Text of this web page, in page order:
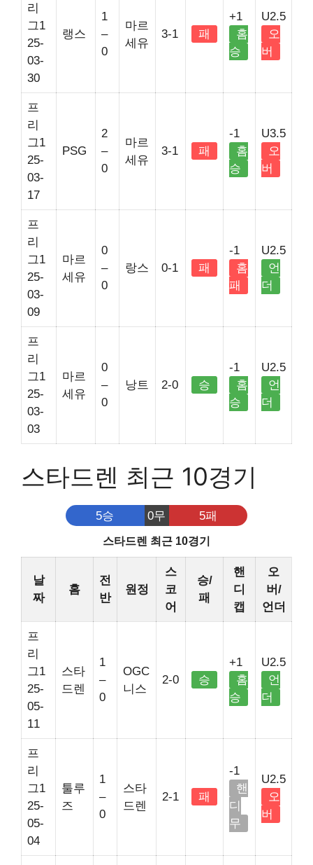
리
그1
25-
03-
30
랭스
1
–
0
마르
세유
3-1 패
+1
홈
승
U2.5
오
버
프
리
그1
25-
03-
17
PSG
2
–
0
마르
세유
3-1 패
-1
홈
승
U3.5
오
버
프
리
그1
25-
03-
09
마르
세유
0
–
0
랑스 0-1 패
-1
홈
패
U2.5
언
더
프
리
그1
25-
03-
03
마르
세유
0
–
0
낭트 2-0 승
-1
홈
승
U2.5
언
더
스타드렌 최근 10경기
5승 0무 5패
스타드렌 최근 10경기
날
짜
홈
전
반
원정
스
코
어
승/
패
핸
디
캡
오
버/
언더
프
리
그1
25-
05-
11
스타
드렌
1
–
0
OGC
니스
2-0 승
+1
홈
승
U2.5
언
더
프
리
그1
25-
05-
04
툴루
즈
1
–
0
스타
드렌
2-1 패
-1
핸
디
무
U2.5
오
버